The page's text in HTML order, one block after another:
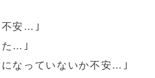
不安…｣
た…｣
なっていないか不安…｣